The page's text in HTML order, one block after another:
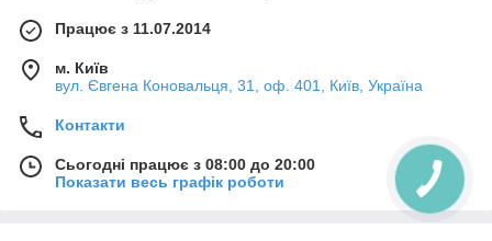
Працює з 11.07.2014
м. Київ
вул. Євгена Коновальця, 31, оф. 401, Київ, Україна
Контакти
Сьогодні працює з 08:00 до 20:00
Показати весь графік роботи